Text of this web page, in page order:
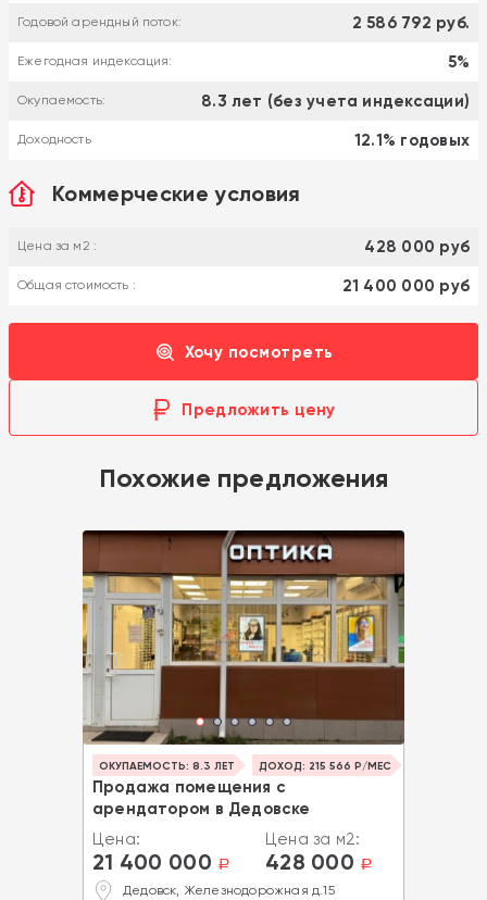
Годовой арендный поток: 2 586 792 руб.
Ежегодная индексация: 5%
Окупаемость: 8.3 лет (без учета индексации)
Доходность 12.1% годовых
Коммерческие условия
Цена за м2 : 428 000 руб
Общая стоимость : 21 400 000 руб
Хочу посмотреть
Предложить цену
Похожие предложения
ОКУПАЕМОСТЬ: 8.3 ЛЕТ ДОХОД: 215 566 Р/МЕС
Продажа помещения с
арендатором в Дедовске
Цена:
21 400 000 a
Цена за м2:
428 000 a
Дедовск, Железнодорожная д.15